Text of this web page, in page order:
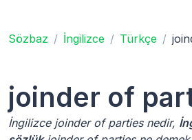
Sözbaz İngilizce Türkçe
joinder of
İngilizce joinder of parties nedir,